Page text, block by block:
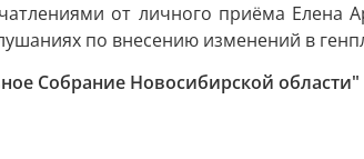
от личного приёма
по внесению изменений в
Собрание Новосибирской области"